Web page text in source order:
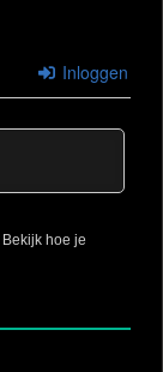
Inloggen
Bekijk hoe je